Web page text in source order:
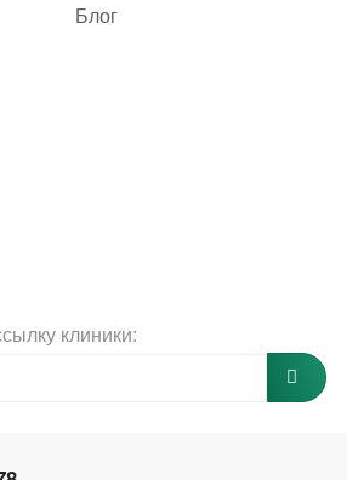
Блог
клиники: